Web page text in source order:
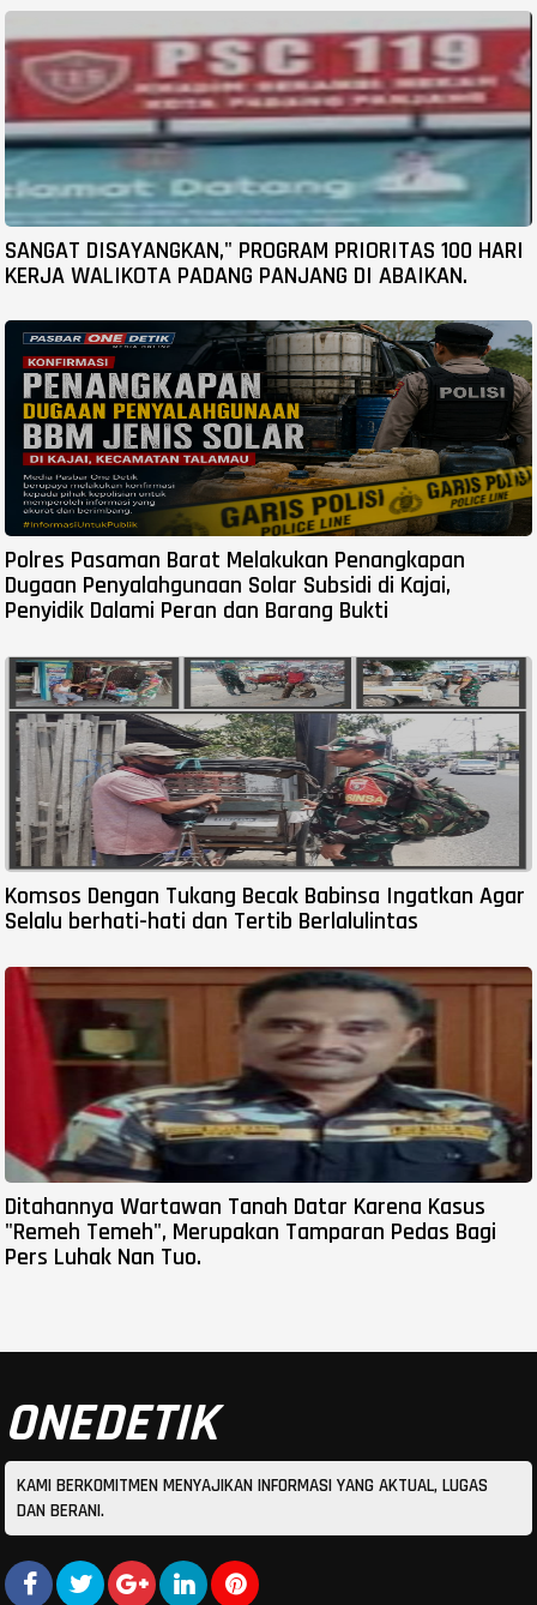
SANGAT DISAYANGKAN," PROGRAM PRIORITAS 100 HARI
KERJA WALIKOTA PADANG PANJANG DI ABAIKAN.
Polres Pasaman Barat Melakukan Penangkapan
Dugaan Penyalahgunaan Solar Subsidi di Kajai,
Penyidik Dalami Peran dan Barang Bukti
Komsos Dengan Tukang Becak Babinsa Ingatkan Agar
Selalu berhati-hati dan Tertib Berlalulintas
Ditahannya Wartawan Tanah Datar Karena Kasus
"Remeh Temeh", Merupakan Tamparan Pedas Bagi
Pers Luhak Nan Tuo.
ONEDETIK
KAMI BERKOMITMEN MENYAJIKAN INFORMASI YANG AKTUAL, LUGAS
DAN BERANI.